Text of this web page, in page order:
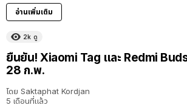
อ่านเพิ่มเติม
2k ดู
ยืนยัน! Xiaomi Tag และ Redmi
28 ก.พ.
โดย Saktaphat Kordjan
5 เดือนที่แล้ว